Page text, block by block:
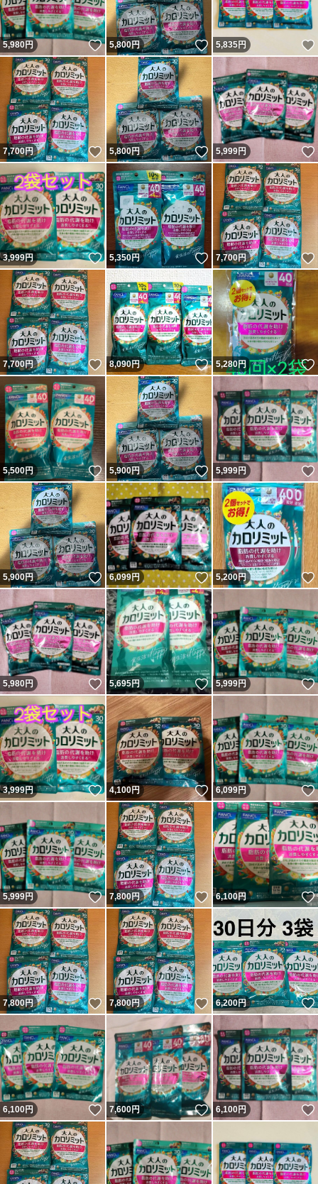
5,980円 いいね！
5,800円 いいね！
5,835円
7,700円 いいね！
5,800円 いいね！
5,999円
3,999円 いいね！
5,350円 いいね！
7,700円
7,700円 いいね！
8,090円 いいね！
5,280円
5,500円 いいね！
5,900円 いいね！
5,999円
5,900円 いいね！
6,099円 いいね！
5,200円
5,980円 いいね！
5,695円 いいね！
5,999円
3,999円 いいね！
4,100円 いいね！
6,099円
5,999円 いいね！
7,800円 いいね！
6,100円
7,800円 いいね！
7,800円 いいね！
6,200円
6,100円 いいね！
7,600円 いいね！
6,100円